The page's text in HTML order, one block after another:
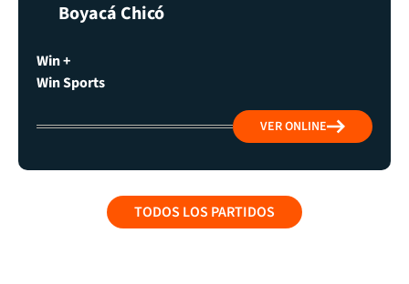
Boyacá Chicó
Win +
Win Sports
VER ONLINE
TODOS LOS PARTIDOS